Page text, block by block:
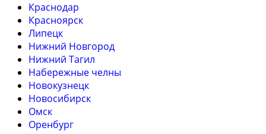
Краснодар
Красноярск
Липецк
Нижний Новгород
Нижний Тагил
Набережные челны
Новокузнецк
Новосибирск
Омск
Оренбург